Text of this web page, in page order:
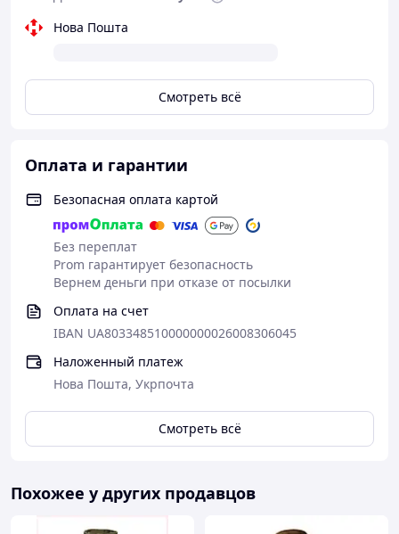
Нова Пошта
Смотреть всё
Оплата и гарантии
Безопасная оплата картой
Без переплат
Prom гарантирует безопасность
Вернем деньги при отказе от посылки
Оплата на счет
IBAN UA803348510000000026008306045
Наложенный платеж
Нова Пошта, Укрпочта
Смотреть всё
Похожее у других продавцов